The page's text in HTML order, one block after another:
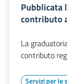
Pubblicata
contributo
La
contributo
Servizi per le